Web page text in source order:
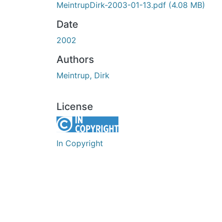
MeintrupDirk-2003-01-13.pdf (4.08 MB)
Date
2002
Authors
Meintrup, Dirk
License
In Copyright